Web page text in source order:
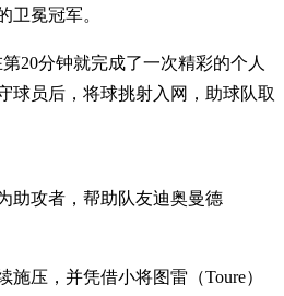
卫冕冠军。
20分钟就完成了一次精彩的个人
球员后，将球挑射入网，助球队取
助攻者，帮助队友迪奥曼德
压，并凭借小将图雷（Toure）